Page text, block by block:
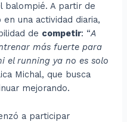
balompié. A partir de
una actividad diaria,
de competir: “A
más fuerte para
el running ya no es solo
Michal, que busca
mejorando.
a participar